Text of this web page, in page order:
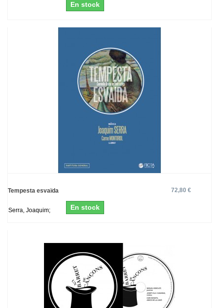
En stock
Tempesta esvaïda 72,80 €
En stock
Serra, Joaquim;